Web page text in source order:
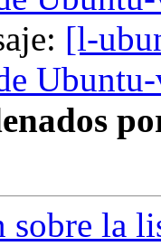
[l-
sobre la